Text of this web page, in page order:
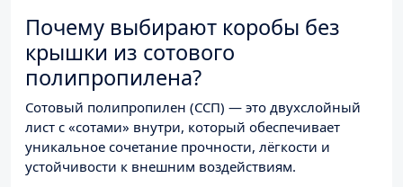
Почему выбирают коробы без
крышки из сотового
полипропилена?
Сотовый полипропилен (ССП) — это двухслойный
лист с «сотами» внутри, который обеспечивает
уникальное сочетание прочности, лёгкости и
устойчивости к внешним воздействиям.